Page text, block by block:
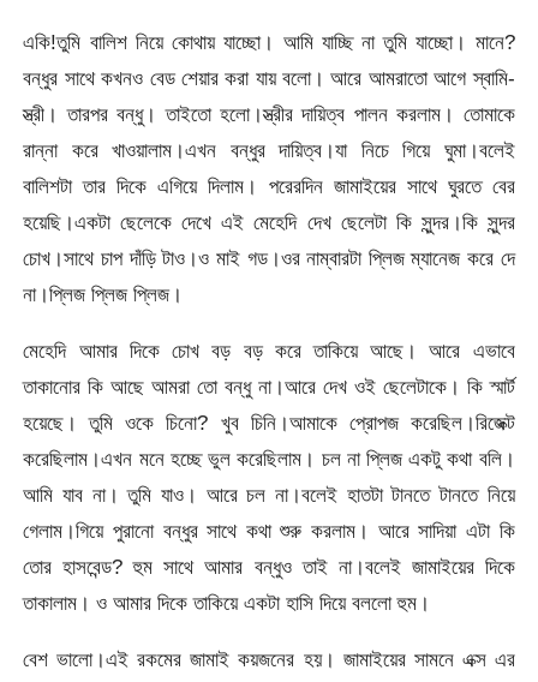
একি!তুমি বালিশ নিয়ে কোথায় যাচ্ছো। আমি যাচ্ছি না তুমি যাচ্ছো। মানে?
বন্ধুর সাথে কখনও বেড শেয়ার করা যায় বলো। আরে আমরাতো আগে স্বামি-
স্ত্রী। তারপর বন্ধু। তাইতো হলো।স্ত্রীর দায়িত্ব পালন করলাম। তোমাকে
রান্না করে খাওয়ালাম।এখন বন্ধুর দায়িত্ব।যা নিচে গিয়ে ঘুমা।বলেই
বালিশটা তার দিকে এগিয়ে দিলাম। পরেরদিন জামাইয়ের সাথে ঘুরতে বের
হয়েছি।একটা ছেলেকে দেখে এই মেহেদি দেখ ছেলেটা কি সুন্দর।কি সুন্দর
চোখ।সাথে চাপ দাঁড়ি টাও।ও মাই গড।ওর নাম্বারটা প্লিজ ম্যানেজ করে দে
না।প্লিজ প্লিজ প্লিজ।
মেহেদি আমার দিকে চোখ বড় বড় করে তাকিয়ে আছে। আরে এভাবে
তাকানোর কি আছে আমরা তো বন্ধু না।আরে দেখ ওই ছেলেটাকে। কি স্মার্ট
হয়েছে। তুমি ওকে চিনো? খুব চিনি।আমাকে প্রোপজ করেছিল।রিজেক্ট
করেছিলাম।এখন মনে হচ্ছে ভুল করেছিলাম। চল না প্লিজ একটু কথা বলি।
আমি যাব না। তুমি যাও। আরে চল না।বলেই হাতটা টানতে টানতে নিয়ে
গেলাম।গিয়ে পুরানো বন্ধুর সাথে কথা শুরু করলাম। আরে সাদিয়া এটা কি
তোর হাসবেন্ড? হুম সাথে আমার বন্ধুও তাই না।বলেই জামাইয়ের দিকে
তাকালাম। ও আমার দিকে তাকিয়ে একটা হাসি দিয়ে বললো হুম।
বেশ ভালো।এই রকমের জামাই কয়জনের হয়। জামাইয়ের সামনে এক্স এর